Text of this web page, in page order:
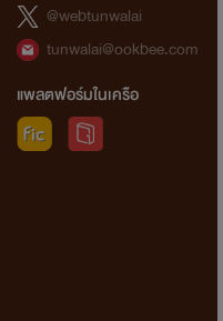
@webtunwalai
tunwalai@ookbee.com
แพลตฟอร์มในเครือ